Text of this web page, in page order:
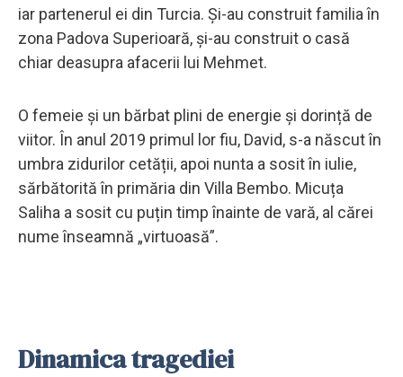
iar partenerul ei din Turcia. Și-au construit familia în
zona Padova Superioară, și-au construit o casă
chiar deasupra afacerii lui Mehmet.
O femeie și un bărbat plini de energie și dorință de
viitor. În anul 2019 primul lor fiu, David, s-a născut în
umbra zidurilor cetății, apoi nunta a sosit în iulie,
sărbătorită în primăria din Villa Bembo. Micuța
Saliha a sosit cu puțin timp înainte de vară, al cărei
nume înseamnă „virtuoasă”.
Dinamica tragediei